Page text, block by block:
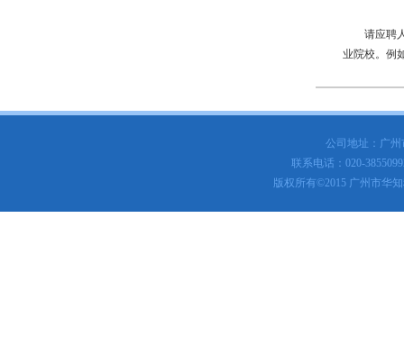
请应聘人
业院校。例
公司地址：广
联系电话：020-
版权所有©2015 广州市华